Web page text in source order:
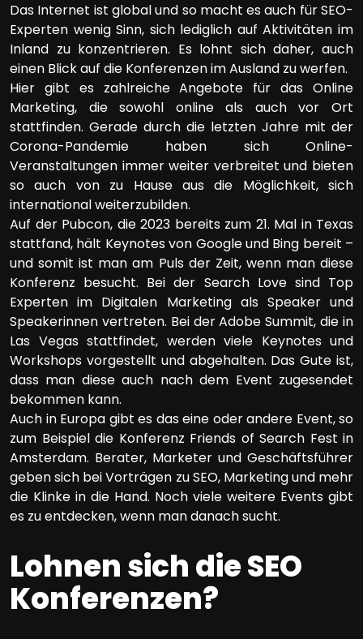
Das Internet ist global und so macht es auch für SEO-
Experten wenig Sinn, sich lediglich auf Aktivitäten im
Inland zu konzentrieren. Es lohnt sich daher, auch
einen Blick auf die Konferenzen im Ausland zu werfen.
Hier gibt es zahlreiche Angebote für das Online
Marketing, die sowohl online als auch vor Ort
stattfinden. Gerade durch die letzten Jahre mit der
Corona-Pandemie haben sich Online-
Veranstaltungen immer weiter verbreitet und bieten
so auch von zu Hause aus die Möglichkeit, sich
international weiterzubilden.
Auf der Pubcon, die 2023 bereits zum 21. Mal in Texas
stattfand, hält Keynotes von Google und Bing bereit –
und somit ist man am Puls der Zeit, wenn man diese
Konferenz besucht. Bei der Search Love sind Top
Experten im Digitalen Marketing als Speaker und
Speakerinnen vertreten. Bei der Adobe Summit, die in
Las Vegas stattfindet, werden viele Keynotes und
Workshops vorgestellt und abgehalten. Das Gute ist,
dass man diese auch nach dem Event zugesendet
bekommen kann.
Auch in Europa gibt es das eine oder andere Event, so
zum Beispiel die Konferenz Friends of Search Fest in
Amsterdam. Berater, Marketer und Geschäftsführer
geben sich bei Vorträgen zu SEO, Marketing und mehr
die Klinke in die Hand. Noch viele weitere Events gibt
es zu entdecken, wenn man danach sucht.
Lohnen sich die SEO
Konferenzen?